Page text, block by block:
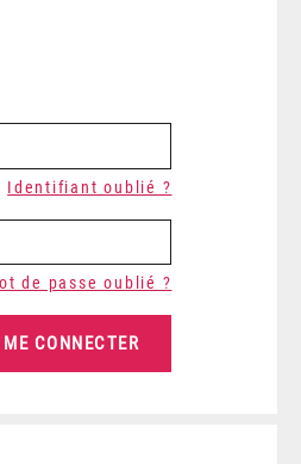
Identifiant oublié ?
de passe oublié ?